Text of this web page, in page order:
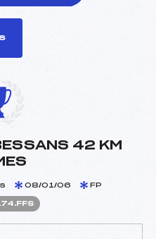
42 KM
08/01/06 FP